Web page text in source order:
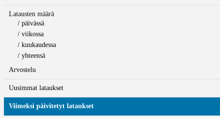
Latausten määrä
/ päivässä
/ viikossa
/ kuukaudessa
/ yhteensä
Arvostelu
Uusimmat lataukset
Viimeksi päivitetyt lataukset